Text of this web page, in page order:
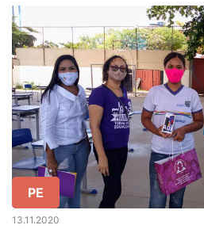
PE
13.11.2020